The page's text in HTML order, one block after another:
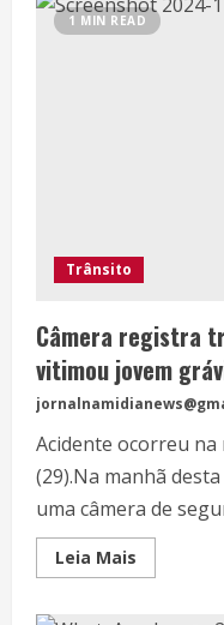
1 MIN READ
Trânsito
Câmera registra
vitimou jovem
Acidente ocorreu
(29).Na manhã
uma câmera de
Leia Mais